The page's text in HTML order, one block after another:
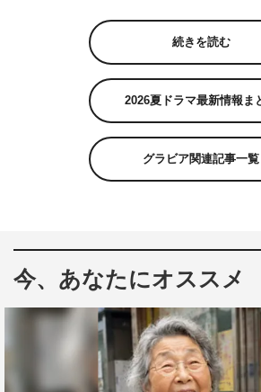
続きを読む
2026夏ドラマ最新情報ま
グラビア関連記事一覧
今、あなたにオススメ